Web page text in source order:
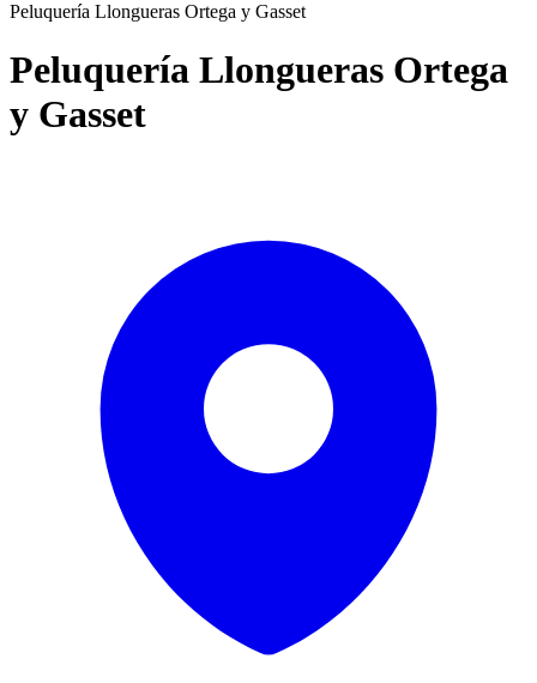
Peluquería Llongueras Ortega y Gasset
Peluquería Llongueras Ortega
y Gasset